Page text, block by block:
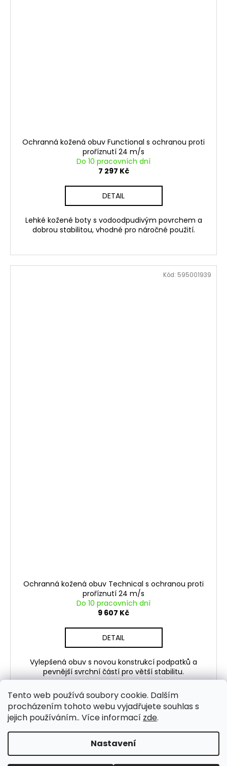
Tento web používá soubory cookie. Dalším
procházením tohoto webu vyjadřujete souhlas s
jejich používáním.. Více informací zde.
Nastavení
Ochranná kožená obuv Functional s ochranou proti
proříznutí 24 m/s
Do 10 pracovních dní
7 297 Kč
DETAIL
Lehké kožené boty s vodoodpudivým povrchem a
dobrou stabilitou, vhodné pro náročné použití.
Ochranná kožená obuv Technical s ochranou proti
proříznutí 24 m/s
Do 10 pracovních dní
9 607 Kč
DETAIL
Vylepšená obuv s novou konstrukcí podpatků a
pevnější svrchní částí pro větší stabilitu.
Kód: 595001939
l
á
7 položek celkem
á